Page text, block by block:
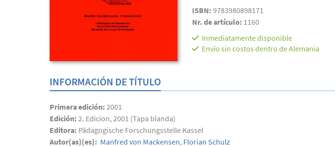
ISBN: 9783980898171
Nr. de artículo: 1160
Inmediatamente disponible
Envío sin costos dentro de Alemania
INFORMACIÓN DE TÍTULO
Primera edición: 2001
Edición: 2. Edicion, 2001 (Tapa blanda)
Editora: Pädagogische Forschungsstelle Kassel
Autor(as)(es): Manfred von Mackensen, Florian Schulz